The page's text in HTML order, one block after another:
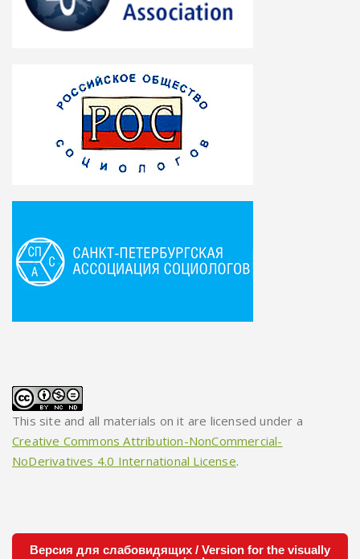
This site and all materials on it are licensed under a
Creative Commons Attribution-NonCommercial-
NoDerivatives 4.0 International License.
Версия для слабовидящих / Version for the visually